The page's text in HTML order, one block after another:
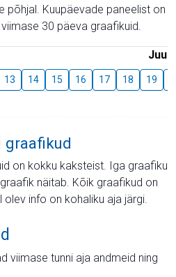
põhjal. Kuupäevade paneelist on
30 päeva graafikuid.
Juuli
13 14 15 16 17 18 19
graafikud
on kokku kaksteist. Iga graafiku
näitab. Kõik graafikud on
info on kohaliku aja järgi.
viimase tunni aja andmeid ning